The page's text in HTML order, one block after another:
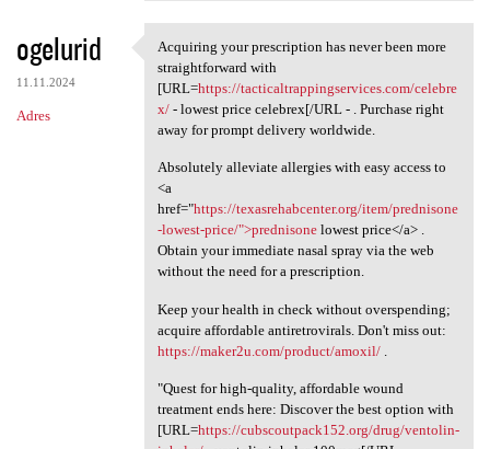
ogelurid
11.11.2024
Adres
Acquiring your prescription
Acquiring your prescription has never been more
straightforward with
[URL=https://tacticaltrappingservices.com/celebre
x/- lowest price celebrex[/URL - . Purchase right
away for prompt delivery worldwide.
Absolutely alleviate allergies with easy access to
<a
href="https://texasrehabcenter.org/item/prednisone
-lowest-price/">prednisonelowest price</a> .
Obtain your immediate nasal spray via the web
without the need for a prescription.
Keep your health in check without overspending;
acquire affordable antiretrovirals. Don't miss out:
https://maker2u.com/product/amoxil/.
"Quest for high-quality, affordable wound
treatment ends here: Discover the best option with
[URL=https://cubscoutpack152.org/drug/ventolin-